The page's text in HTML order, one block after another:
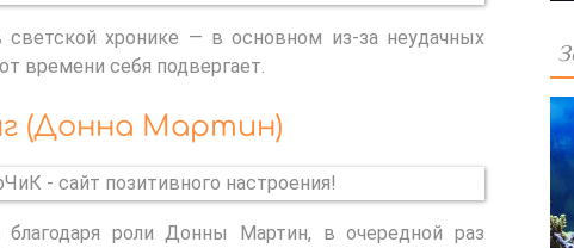
хронике — в основном из-за неудачных
времени себя подвергает.
(Донна Мартин)
роли Донны Мартин, в очередной раз